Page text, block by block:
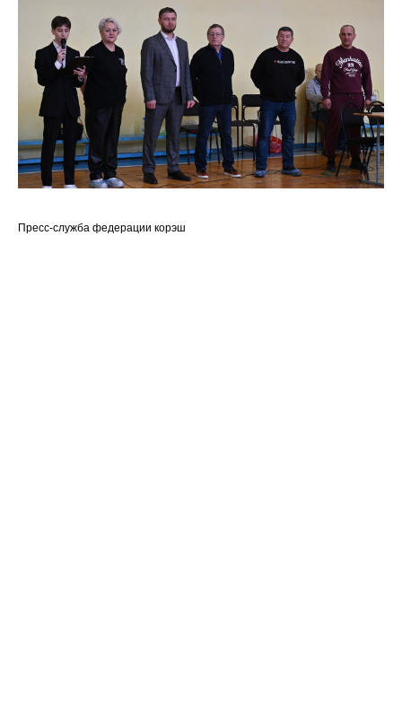
Пресс-служба федерации корэш